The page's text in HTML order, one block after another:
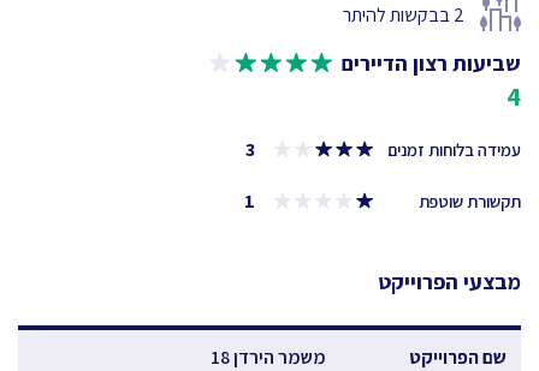
2בבקשות להיתר
שביעות רצון הדיירים
4
עמידה בלוחות זמנים 3
תקשורת שוטפת 1
מבצעי הפרוייקט
שם הפרוייקט משמר הירדן 18